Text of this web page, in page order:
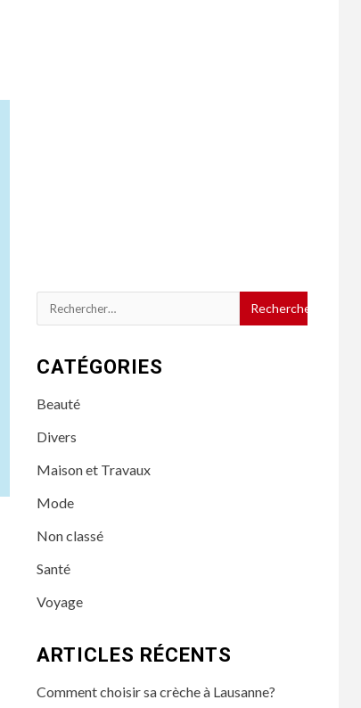
Rechercher :
CATÉGORIES
Beauté
Divers
Maison et Travaux
Mode
Non classé
Santé
Voyage
ARTICLES RÉCENTS
Comment choisir sa crèche à Lausanne?